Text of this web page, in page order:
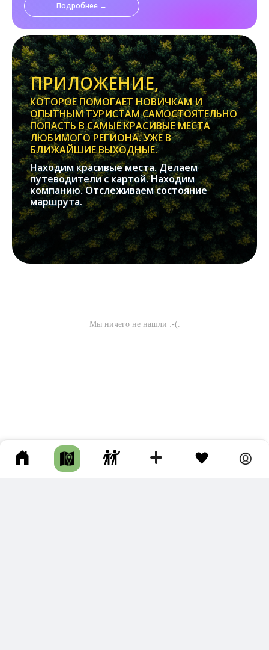
Подробнее →
ПРИЛОЖЕНИЕ,
КОТОРОЕ ПОМОГАЕТ НОВИЧКАМ И
ОПЫТНЫМ ТУРИСТАМ САМОСТОЯТЕЛЬНО
ПОПАСТЬ В САМЫЕ КРАСИВЫЕ МЕСТА
ЛЮБИМОГО РЕГИОНА. УЖЕ В
БЛИЖАЙШИЕ ВЫХОДНЫЕ.
Находим красивые места. Делаем
путеводители с картой. Находим
компанию. Отслеживаем состояние
маршрута.
Мы ничего не нашли :-(.